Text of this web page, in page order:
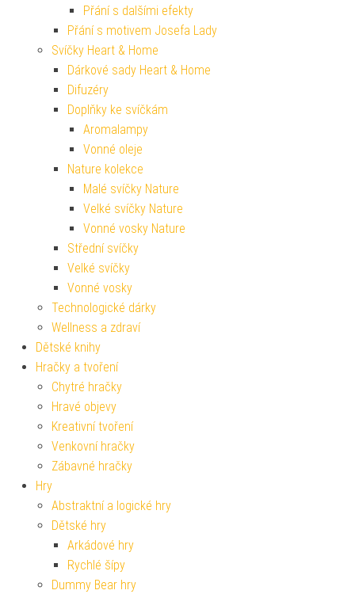
Přání s dalšími efekty
Přání s motivem Josefa Lady
Svíčky Heart & Home
Dárkové sady Heart & Home
Difuzéry
Doplňky ke svíčkám
Aromalampy
Vonné oleje
Nature kolekce
Malé svíčky Nature
Velké svíčky Nature
Vonné vosky Nature
Střední svíčky
Velké svíčky
Vonné vosky
Technologické dárky
Wellness a zdraví
Dětské knihy
Hračky a tvoření
Chytré hračky
Hravé objevy
Kreativní tvoření
Venkovní hračky
Zábavné hračky
Hry
Abstraktní a logické hry
Dětské hry
Arkádové hry
Rychlé šípy
Dummy Bear hry